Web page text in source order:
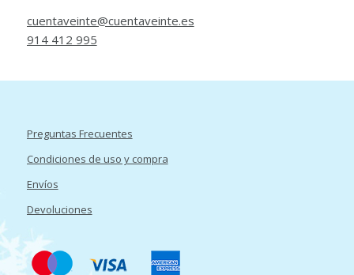
cuentaveinte@cuentaveinte.es
914 412 995
Preguntas Frecuentes
Condiciones de uso y compra
Envíos
Devoluciones